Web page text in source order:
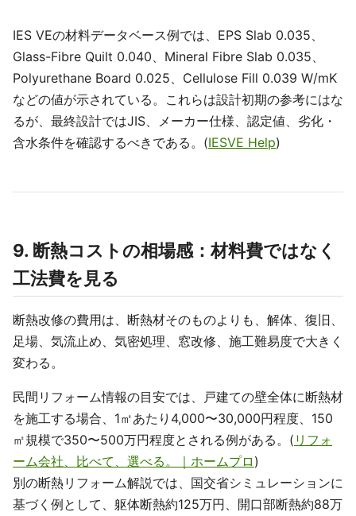
IES VEの材料データベース例では、EPS Slab 0.035、
Glass-Fibre Quilt 0.040、Mineral Fibre Slab 0.035、
Polyurethane Board 0.025、Cellulose Fill 0.039 W/mK
などの値が示されている。これらは設計初期の参考にはな
るが、最終設計ではJIS、メーカー仕様、認定値、劣化・
含水条件を確認するべきである。(IESVE Help)
9. 断熱コストの相場感：材料費ではなく
工法費を見る
断熱改修の費用は、断熱材そのものよりも、解体、復旧、
足場、気流止め、気密処理、窓改修、施工難易度で大きく
変わる。
民間リフォーム情報の目安では、戸建ての壁全体に断熱材
を施工する場合、1㎡あたり4,000〜30,000円程度、150
㎡規模で350〜500万円程度とされる例がある。( リフォ
ーム会社、比べて、選べる。｜ホームプロ )
別の断熱リフォーム解説では、国交省シミュレーションに
基づく例として、躯体断熱約125万円、開口部断熱約88万